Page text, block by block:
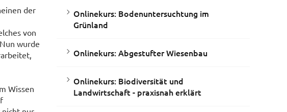
der
von
wurde
Wissen
Onlinekurs: Bodenuntersuchtung im
Grünland
Onlinekurs: Abgestufter Wiesenbau
Onlinekurs: Biodiversität und
Landwirtschaft - praxisnah erklärt